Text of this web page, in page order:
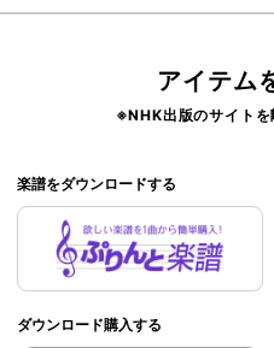
アイテム
※NHK出版のサイト
楽譜をダウンロードする
ダウンロード購入する